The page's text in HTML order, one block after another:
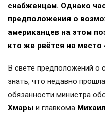
снабженцам. Однако
предположения о
американцев на этом
кто же рвётся на место
В свете предположений о
знать, что недавно прошла
обязанности министра
Хмары и главкома